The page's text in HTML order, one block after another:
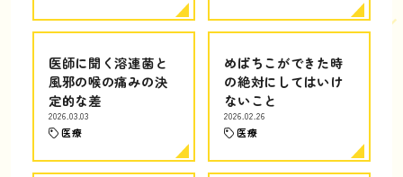
医師に聞く溶連菌と
風邪の喉の痛みの決
定的な差
2026.03.03
医療
めばちこができた時
の絶対にしてはいけ
ないこと
2026.02.26
医療